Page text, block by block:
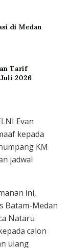
di Medan
Tarif
2026
Evan
kepada
KM
jadwal
ini,
Batam-Medan
Nataru
calon
ulang